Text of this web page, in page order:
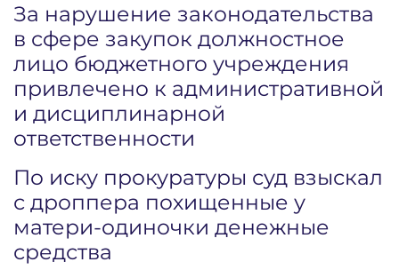
За нарушение законодательства
в сфере закупок должностное
лицо бюджетного учреждения
привлечено к административной
и дисциплинарной
ответственности
По иску прокуратуры суд взыскал
с дроппера похищенные у
матери-одиночки денежные
средства